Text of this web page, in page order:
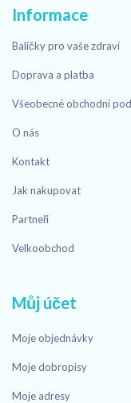
Informace
Balíčky pro vaše zdraví
Doprava a platba
Všeobecné obchodní
O nás
Kontakt
Jak nakupovat
Partneři
Velkoobchod
Můj účet
Moje objednávky
Moje dobropisy
Moje adresy